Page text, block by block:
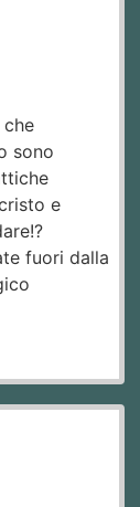
che
sono
e
fuori dalla